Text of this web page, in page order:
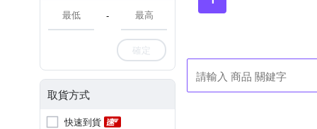
-
確定
取貨方式
快速到貨